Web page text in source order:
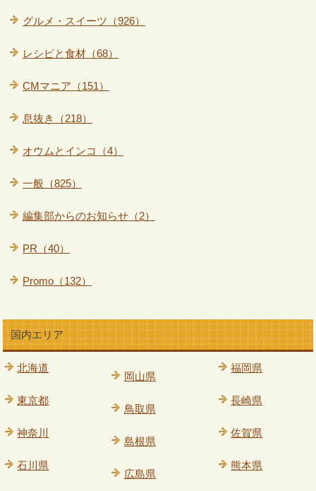
グルメ・スイーツ（926）
レシピと食材（68）
CMマニア（151）
息抜き（218）
オウムとインコ（4）
一般（825）
編集部からのお知らせ（2）
PR（40）
Promo（132）
国内エリア
北海道
東京都
神奈川
石川県
岡山県
鳥取県
島根県
広島県
福岡県
長崎県
佐賀県
熊本県